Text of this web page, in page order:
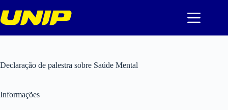
para
o
Declaração de palestra sobre Saúde Mental
Informações